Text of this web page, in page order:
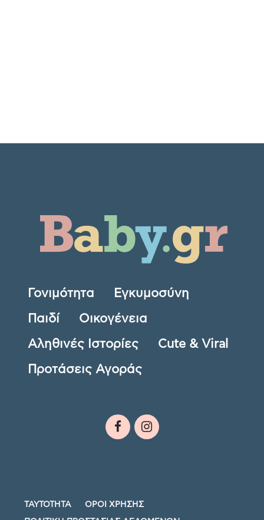
Γονιμότητα Εγκυμοσύνη
Παιδί Οικογένεια
Αληθινές Ιστορίες Cute & Viral
Προτάσεις Αγοράς
ΤΑΥΤΟΤΗΤΑ ΟΡΟΙ ΧΡΗΣΗΣ